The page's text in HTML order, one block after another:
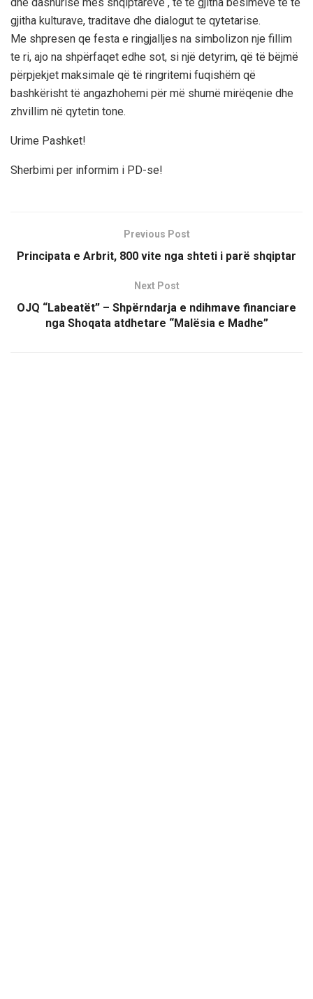
gjitha kulturave, traditave dhe dialogut te qytetarise.
Me shpresen qe festa e ringjalljes na simbolizon nje fillim
te ri, ajo na shpërfaqet edhe sot, si një detyrim, që të bëjmë
përpjekjet maksimale që të ringritemi fuqishëm që
bashkërisht të angazhohemi për më shumë mirëqenie dhe
zhvillim në qytetin tone.
Urime Pashket!
Sherbimi per informim i PD-se!
Previous Post
Principata e Arbrit, 800 vite nga shteti i parë shqiptar
Next Post
OJQ “Labeatët” – Shpërndarja e ndihmave financiare
nga Shoqata atdhetare “Malësia e Madhe”